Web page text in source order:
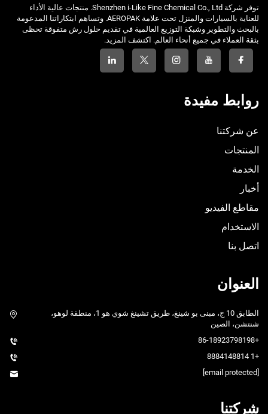
توفر شركة Shenzhen i-Like Fine Chemical Co., Ltd. منتجات عالية الأداء
للعناية بالسيارات والمنزل تحت علامة AEROPAK. وتساهم ابتكاراتنا المدعومة
بالبحث والتطوير وشبكة التوزيع العالمية في تقديم حلول رش متفوقة تحظى
بثقة العملاء في جميع أنحاء العالم. اكتشف المزيد.
روابط مفيدة
عن شركتنا
المنتجات
الخدمة
أخبار
مقاطع الفيديو
الاستخدام
اتصل بنا
العنوان
الطابق 10 ج، مبنى بو شينغ، طريق تشينغ شوي هو 1، منطقة لوهو،
شنتشن، الصين
+86-18923798198
+1 8884148814
شركتنا